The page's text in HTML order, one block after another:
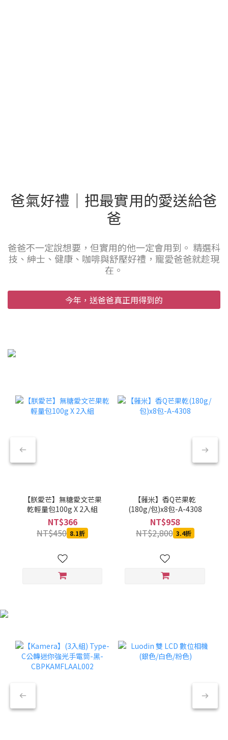
爸氣好禮｜把最實用的愛送給爸
爸
爸爸不一定說想要，但實用的他一定會用到。 精選科
技、紳士、健康、咖啡與舒壓好禮，寵愛爸爸就趁現
在。
今年，送爸爸真正用得到的
【朕愛芒】無糖愛文芒果
乾輕量包100g X 2入組
NT$366
NT$450 8.1折
【蕥米】香Q芒果乾
(180g/包)x8包-A-4308
NT$958
NT$2,800 3.4折